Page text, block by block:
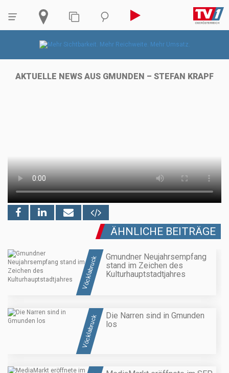
AKTUELLE NEWS AUS GMUNDEN – STEFAN KRAPF
ÄHNLICHE BEITRÄGE
Vöcklabruck
Gmundner Neujahrsempfang
stand im Zeichen des
Kulturhauptstadtjahres
Vöcklabruck
Die Narren sind in Gmunden
los